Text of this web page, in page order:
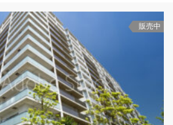
販売中